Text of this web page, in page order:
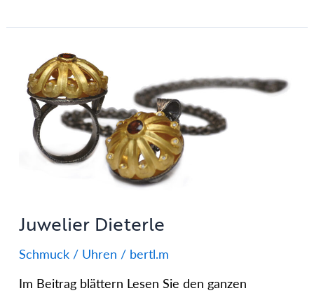
Juwelier Dieterle
Schmuck / Uhren / bertl.m
Im Beitrag blättern Lesen Sie den ganzen
Juwelier
Dieterle